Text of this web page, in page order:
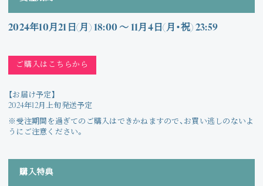
2024年10月21日(月) 18:00 〜 11月4日(月・祝) 23:59
ご購入はこちらから
【お届け予定】
2024年12月上旬発送予定
※受注期間を過ぎてのご購入はできかねますので、お買い逃しのないよ
うにご注意ください。
購入特典